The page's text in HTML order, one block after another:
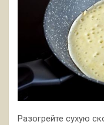
Разогрейте сухую